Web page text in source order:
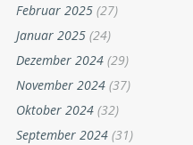
Februar 2025 (27)
Januar 2025 (24)
Dezember 2024 (29)
November 2024 (37)
Oktober 2024 (32)
September 2024 (31)